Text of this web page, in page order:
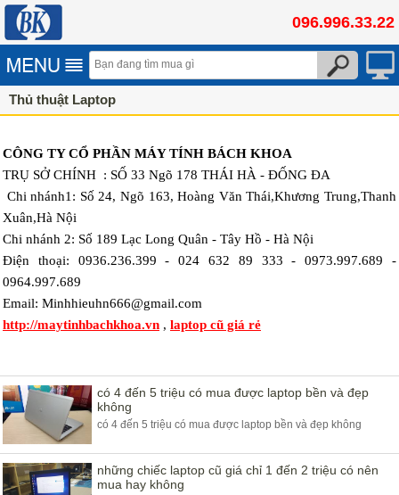
096.996.33.22
Thủ thuật Laptop
CÔNG TY CỔ PHẦN MÁY TÍNH BÁCH KHOA
TRỤ SỞ CHÍNH : SỐ 33 Ngõ 178 THÁI HÀ - ĐỐNG ĐA
Chi nhánh1: Số 24, Ngõ 163, Hoàng Văn Thái,Khương Trung,Thanh
Xuân,Hà Nội
Chi nhánh 2: Số 189 Lạc Long Quân - Tây Hồ - Hà Nội
Điện thoại: 0936.236.399 - 024 632 89 333 - 0973.997.689 -
0964.997.689
Email: Minhhieuhn666@gmail.com
http://maytinhbachkhoa.vn , laptop cũ giá rẻ
có 4 đến 5 triệu có mua được laptop bền và đẹp
không
có 4 đến 5 triệu có mua được laptop bền và đẹp không
những chiếc laptop cũ giá chỉ 1 đến 2 triệu có nên
mua hay không